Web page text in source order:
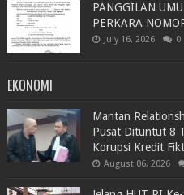
PANGGILAN
PERKARA
July 16, 2026 0
EKONOMI
Mantan
Pusat Dituntut 8
Korupsi Kredit
August 06, 2026